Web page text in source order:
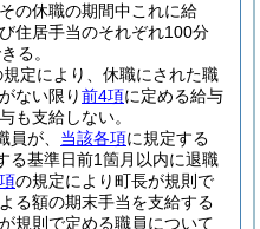
の休職の期間中これに給
住居手当のそれぞれ100分
る。
定により、休職にされた職
ない限り前4項に定める給与
も支給しない。
員が、 当該各項に規定する
る基準日前1箇月以内に退職
の規定により町長が規則で
る額の期末手当を支給する
規則で定める職員について